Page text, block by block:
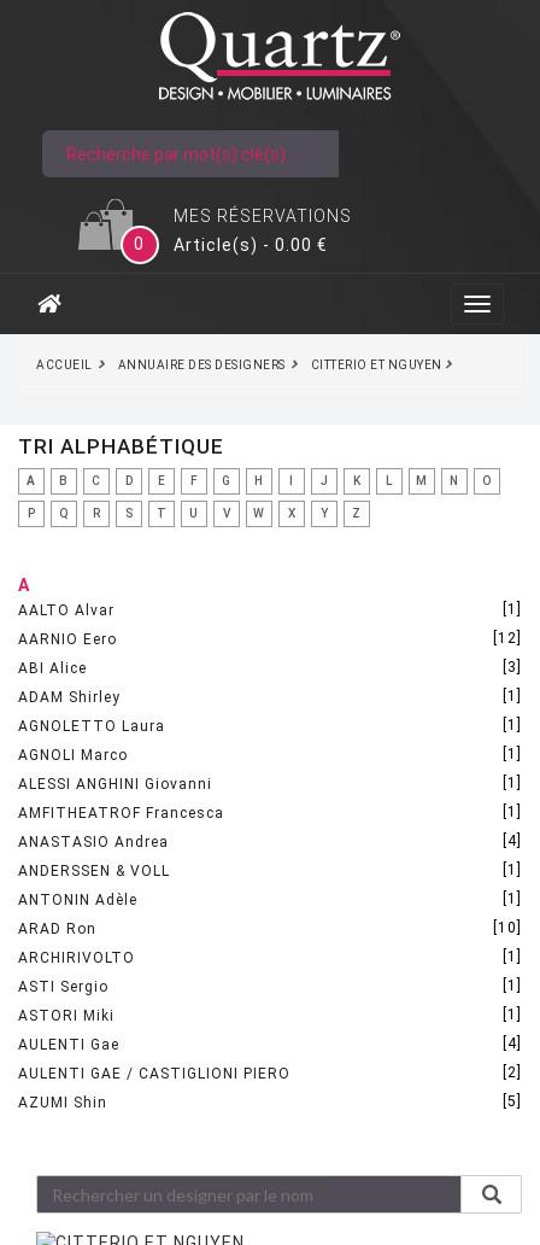
MES RÉSERVATIONS
0
Article(s) - 0.00 €
ACCUEIL ANNUAIRE DES DESIGNERS CITTERIO ET NGUYEN
TRI ALPHABÉTIQUE
A B C D E F G H J K M N O
P Q R S T U V W X Y Z
A
AALTO Alvar
[1]
AARNIO Eero
[12]
ABI Alice
[3]
ADAM Shirley
[1]
AGNOLETTO Laura
[1]
AGNOLI Marco
[1]
ALESSI ANGHINI Giovanni
[1]
AMFITHEATROF Francesca
[1]
ANASTASIO Andrea
[4]
ANDERSSEN & VOLL
[1]
ANTONIN Adèle
[1]
ARAD Ron
[10]
ARCHIRIVOLTO
[1]
ASTI Sergio
[1]
ASTORI Miki
[1]
AULENTI Gae
[4]
AULENTI GAE / CASTIGLIONI PIERO
[2]
AZUMI Shin
[5]